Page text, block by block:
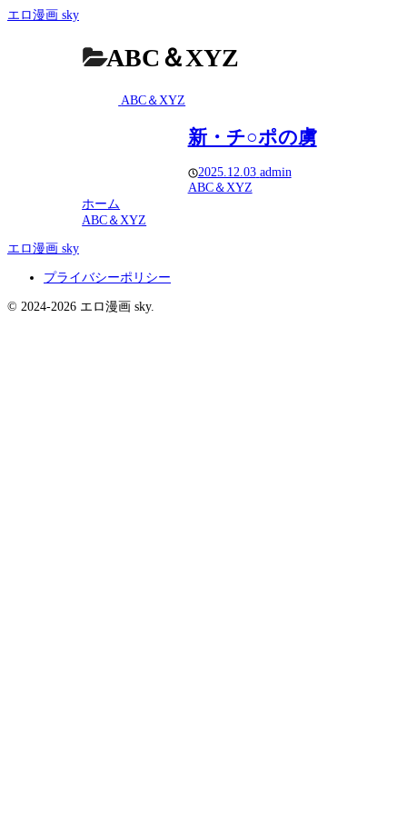
エロ漫画 sky
ABC＆XYZ
ABC＆XYZ
新・チ○ポの虜
2025.12.03 admin
ABC＆XYZ
ホーム
ABC＆XYZ
エロ漫画 sky
プライバシーポリシー
© 2024-2026 エロ漫画 sky.